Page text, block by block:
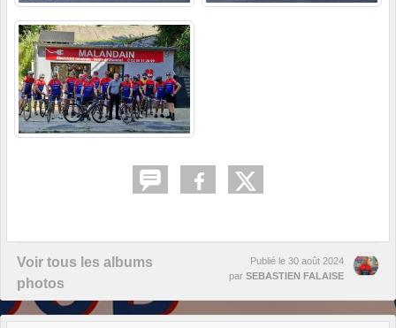
Voir tous les albums
photos
Publié le 30 août 2024
par SEBASTIEN FALAISE